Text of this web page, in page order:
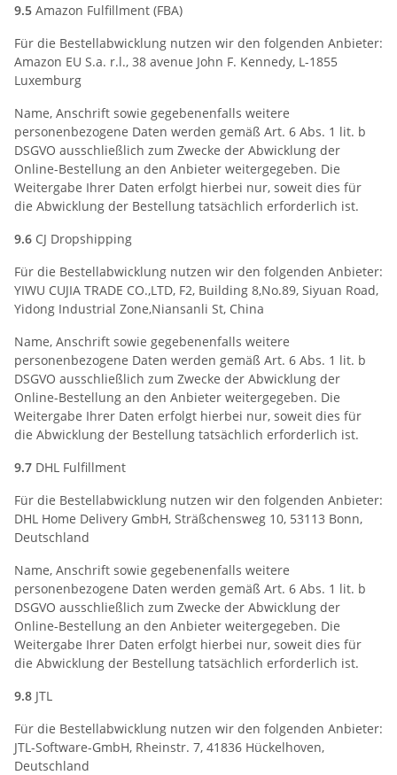
9.5 Amazon Fulfillment (FBA)
Für die Bestellabwicklung nutzen wir den folgenden Anbieter:
Amazon EU S.a. r.l., 38 avenue John F. Kennedy, L-1855
Luxemburg
Name, Anschrift sowie gegebenenfalls weitere
personenbezogene Daten werden gemäß Art. 6 Abs. 1 lit. b
DSGVO ausschließlich zum Zwecke der Abwicklung der
Online-Bestellung an den Anbieter weitergegeben. Die
Weitergabe Ihrer Daten erfolgt hierbei nur, soweit dies für
die Abwicklung der Bestellung tatsächlich erforderlich ist.
9.6 CJ Dropshipping
Für die Bestellabwicklung nutzen wir den folgenden Anbieter:
YIWU CUJIA TRADE CO.,LTD, F2, Building 8,No.89, Siyuan Road,
Yidong Industrial Zone,Niansanli St, China
Name, Anschrift sowie gegebenenfalls weitere
personenbezogene Daten werden gemäß Art. 6 Abs. 1 lit. b
DSGVO ausschließlich zum Zwecke der Abwicklung der
Online-Bestellung an den Anbieter weitergegeben. Die
Weitergabe Ihrer Daten erfolgt hierbei nur, soweit dies für
die Abwicklung der Bestellung tatsächlich erforderlich ist.
9.7 DHL Fulfillment
Für die Bestellabwicklung nutzen wir den folgenden Anbieter:
DHL Home Delivery GmbH, Sträßchensweg 10, 53113 Bonn,
Deutschland
Name, Anschrift sowie gegebenenfalls weitere
personenbezogene Daten werden gemäß Art. 6 Abs. 1 lit. b
DSGVO ausschließlich zum Zwecke der Abwicklung der
Online-Bestellung an den Anbieter weitergegeben. Die
Weitergabe Ihrer Daten erfolgt hierbei nur, soweit dies für
die Abwicklung der Bestellung tatsächlich erforderlich ist.
9.8 JTL
Für die Bestellabwicklung nutzen wir den folgenden Anbieter:
JTL-Software-GmbH, Rheinstr. 7, 41836 Hückelhoven,
Deutschland